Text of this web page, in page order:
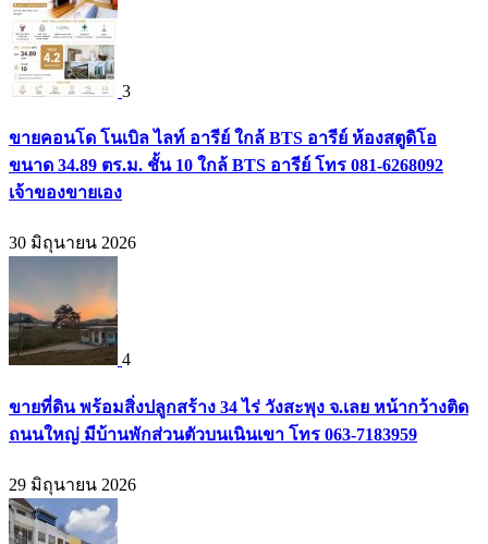
3
ขายคอนโด โนเบิล ไลท์ อารีย์ ใกล้ BTS อารีย์ ห้องสตูดิโอ
ขนาด 34.89 ตร.ม. ชั้น 10 ใกล้ BTS อารีย์ โทร 081-6268092
เจ้าของขายเอง
30 มิถุนายน 2026
4
ขายที่ดิน พร้อมสิ่งปลูกสร้าง 34 ไร่ วังสะพุง จ.เลย หน้ากว้างติด
ถนนใหญ่ มีบ้านพักส่วนตัวบนเนินเขา โทร 063-7183959
29 มิถุนายน 2026